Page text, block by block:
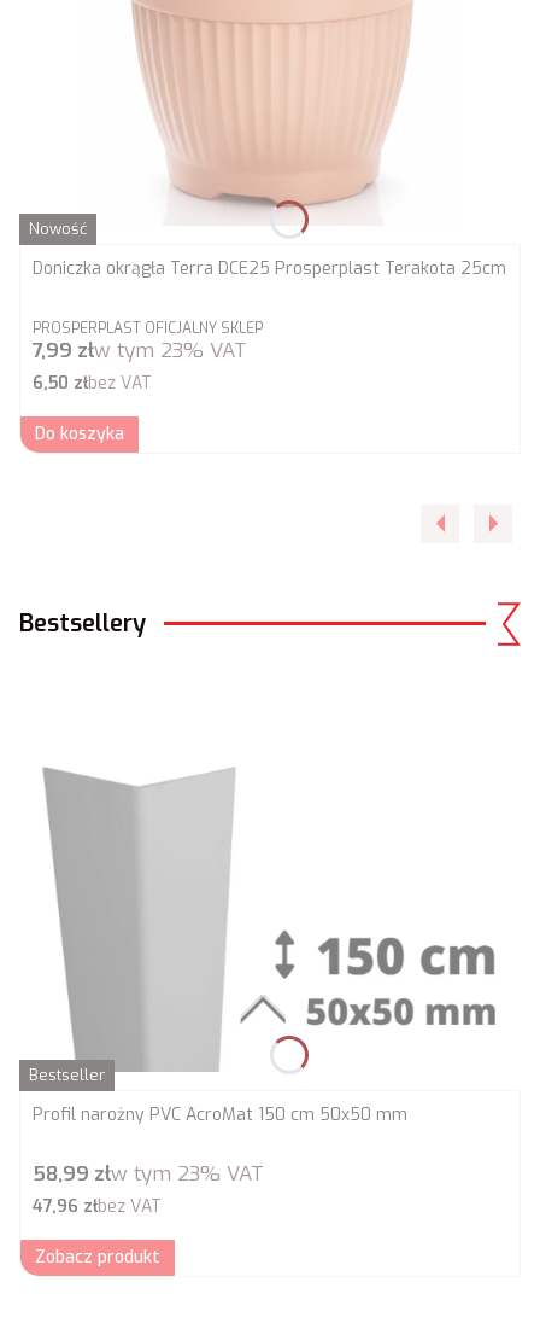
Nowość
Doniczka okrągła Terra DCE25 Prosperplast Terakota 25cm
PRODUCENT
PROSPERPLAST OFICJALNY SKLEP
Cena brutto
7,99 złw tym 23% VAT
Cena netto
6,50 złbez VAT
Do koszyka
Bestsellery
Bestseller
Profil narożny PVC AcroMat 150 cm 50x50 mm
Cena brutto
58,99 złw tym 23% VAT
Cena netto
47,96 złbez VAT
Zobacz produkt